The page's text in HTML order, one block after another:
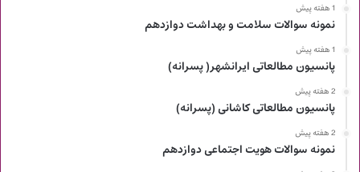
1 هفته پیش
نمونه سوالات سلامت و بهداشت دوازدهم
1 هفته پیش
پانسیون مطالعاتی ایرانشهر( پسرانه)
2 هفته پیش
پانسیون مطالعاتی کاشانی (پسرانه)
2 هفته پیش
نمونه سوالات هویت اجتماعی دوازدهم